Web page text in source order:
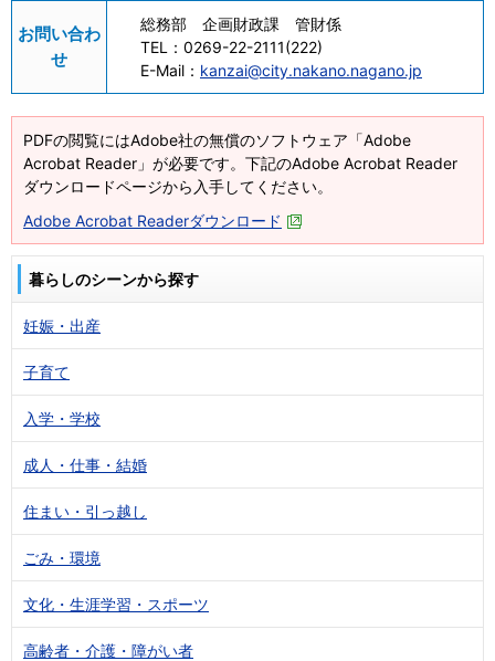
お問い合わ
せ
総務部 企画財政課 管財係
TEL： 0269-22-2111(222)
E-Mail： kanzai@city.nakano.nagano.jp
PDFの閲覧にはAdobe社の無償のソフトウェア「Adobe
Acrobat Reader」が必要です。下記のAdobe Acrobat Reader
ダウンロードページから入手してください。
Adobe Acrobat Readerダウンロード
暮らしのシーンから探す
妊娠・出産
子育て
入学・学校
成人・仕事・結婚
住まい・引っ越し
ごみ・環境
文化・生涯学習・スポーツ
高齢者・介護・障がい者